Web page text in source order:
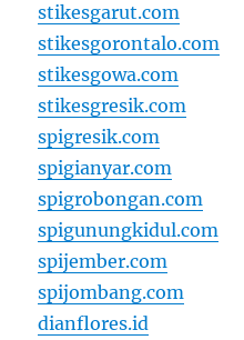
stikesgarut.com
stikesgorontalo.com
stikesgowa.com
stikesgresik.com
spigresik.com
spigianyar.com
spigrobongan.com
spigunungkidul.com
spijember.com
spijombang.com
dianflores.id